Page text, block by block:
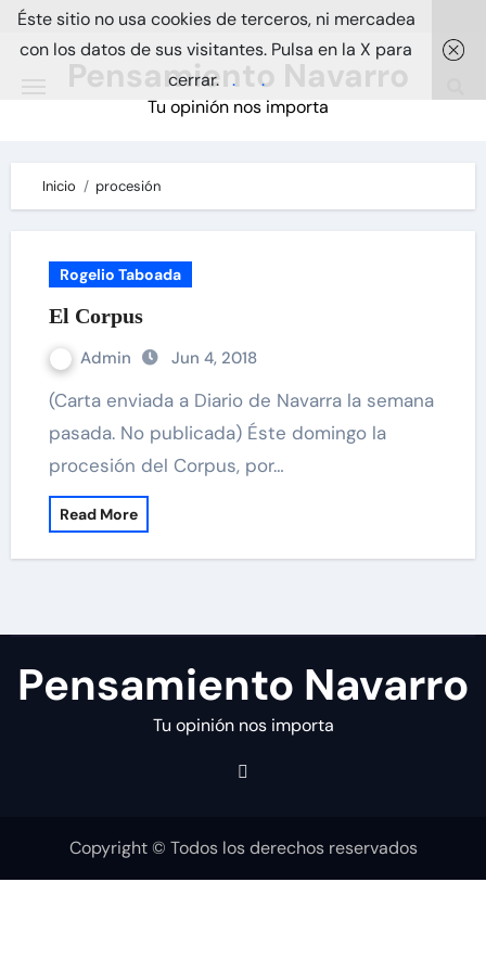
Skip
Pensamiento Navarro
Tu opinión nos importa
Inicio procesión
Rogelio Taboada
El Corpus
Admin Jun 4, 2018
(Carta enviada a Diario de Navarra la semana
pasada. No publicada) Éste domingo la
procesión del Corpus, por…
Read More
Pensamiento Navarro
Tu opinión nos importa
Copyright © Todos los derechos reservados
Éste sitio no usa cookies de terceros, ni mercadea
con los datos de sus visitantes. Pulsa en la X para
cerrar. . .